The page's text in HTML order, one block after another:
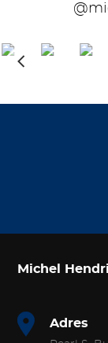
Michel
Adres